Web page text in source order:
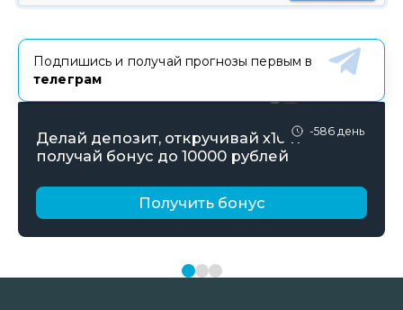
Подпишись и получай прогнозы первым в
телеграм
-586 день
Делай депозит, откручивай х10 и
получай бонус до 10000 рублей
Получить бонус